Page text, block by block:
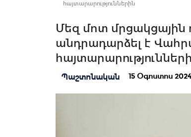
հայտարարություններին
Մեզ մոտ
անդրադարձել է
Պաշտոնական 15 Օգոստոս 2024